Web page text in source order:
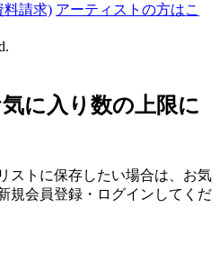
料請求) アーティストの方はこ
に入り数の上限に
ストに保存したい場合は、お気
規会員登録・ログインしてくだ